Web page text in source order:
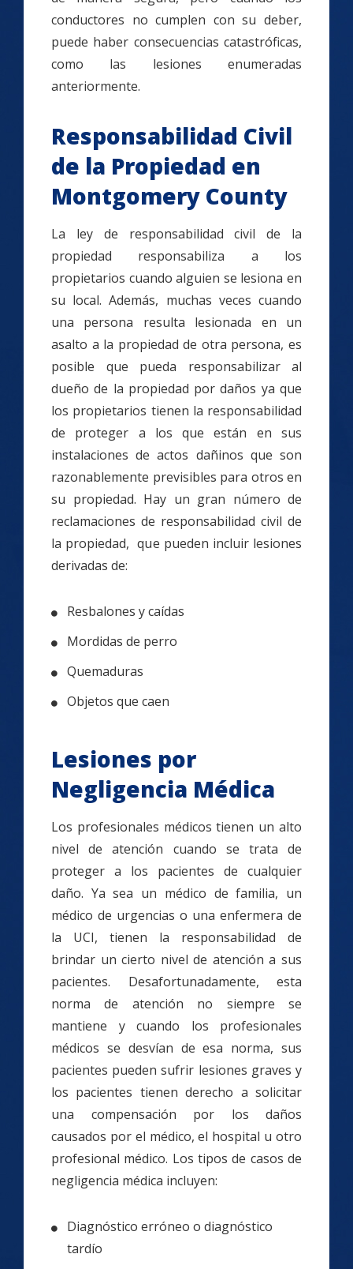
conductores no cumplen con su deber,
puede haber consecuencias catastróficas,
como las lesiones enumeradas
anteriormente.
Responsabilidad Civil
de la Propiedad en
Montgomery County
La ley de responsabilidad civil de la
propiedad responsabiliza a los
propietarios cuando alguien se lesiona en
su local. Además, muchas veces cuando
una persona resulta lesionada en un
asalto a la propiedad de otra persona, es
posible que pueda responsabilizar al
dueño de la propiedad por daños ya que
los propietarios tienen la responsabilidad
de proteger a los que están en sus
instalaciones de actos dañinos que son
razonablemente previsibles para otros en
su propiedad. Hay un gran número de
reclamaciones de responsabilidad civil de
la propiedad, que pueden incluir lesiones
derivadas de:
Resbalones y caídas
Mordidas de perro
Quemaduras
Objetos que caen
Lesiones por
Negligencia Médica
Los profesionales médicos tienen un alto
nivel de atención cuando se trata de
proteger a los pacientes de cualquier
daño. Ya sea un médico de familia, un
médico de urgencias o una enfermera de
la UCI, tienen la responsabilidad de
brindar un cierto nivel de atención a sus
pacientes. Desafortunadamente, esta
norma de atención no siempre se
mantiene y cuando los profesionales
médicos se desvían de esa norma, sus
pacientes pueden sufrir lesiones graves y
los pacientes tienen derecho a solicitar
una compensación por los daños
causados ​​por el médico, el hospital u otro
profesional médico. Los tipos de casos de
negligencia médica incluyen:
Diagnóstico erróneo o diagnóstico
tardío